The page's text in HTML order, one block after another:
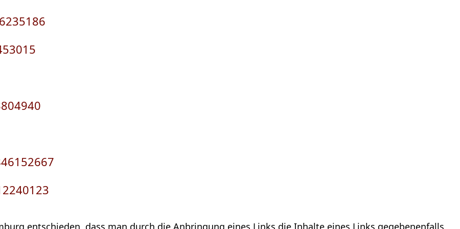
entschieden, dass man durch die Anbringung eines Links die Inhalte eines Links gegebenenfalls